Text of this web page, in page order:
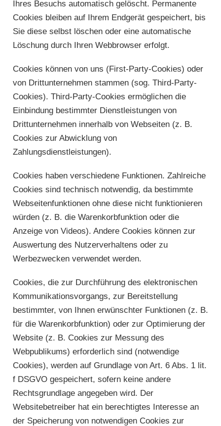
Ihres Besuchs automatisch gelöscht. Permanente
Cookies bleiben auf Ihrem Endgerät gespeichert, bis
Sie diese selbst löschen oder eine automatische
Löschung durch Ihren Webbrowser erfolgt.
Cookies können von uns (First-Party-Cookies) oder
von Drittunternehmen stammen (sog. Third-Party-
Cookies). Third-Party-Cookies ermöglichen die
Einbindung bestimmter Dienstleistungen von
Drittunternehmen innerhalb von Webseiten (z. B.
Cookies zur Abwicklung von
Zahlungsdienstleistungen).
Cookies haben verschiedene Funktionen. Zahlreiche
Cookies sind technisch notwendig, da bestimmte
Webseitenfunktionen ohne diese nicht funktionieren
würden (z. B. die Warenkorbfunktion oder die
Anzeige von Videos). Andere Cookies können zur
Auswertung des Nutzerverhaltens oder zu
Werbezwecken verwendet werden.
Cookies, die zur Durchführung des elektronischen
Kommunikationsvorgangs, zur Bereitstellung
bestimmter, von Ihnen erwünschter Funktionen (z. B.
für die Warenkorbfunktion) oder zur Optimierung der
Website (z. B. Cookies zur Messung des
Webpublikums) erforderlich sind (notwendige
Cookies), werden auf Grundlage von Art. 6 Abs. 1 lit.
f DSGVO gespeichert, sofern keine andere
Rechtsgrundlage angegeben wird. Der
Websitebetreiber hat ein berechtigtes Interesse an
der Speicherung von notwendigen Cookies zur